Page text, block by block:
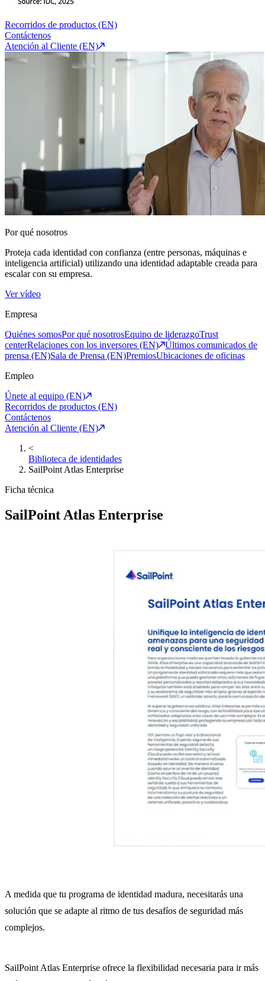
Recorridos de productos (EN)
Contáctenos
Atención al Cliente (EN)
Por qué nosotros
Proteja cada identidad con confianza (entre personas, máquinas e
inteligencia artificial) utilizando una identidad adaptable creada para
escalar con su empresa.
Ver vídeo
Empresa
Quiénes somosPor qué nosotrosEquipo de liderazgoTrust
centerRelaciones con los inversores (EN)
Últimos comunicados de
prensa (EN)Sala de Prensa (EN)PremiosUbicaciones de oficinas
Empleo
Únete al equipo (EN)
Recorridos de productos (EN)
Contáctenos
Atención al Cliente (EN)
<
Biblioteca de identidades
SailPoint Atlas Enterprise
Ficha técnica
SailPoint Atlas Enterprise
A medida que tu programa de identidad madura, necesitarás una
solución que se adapte al ritmo de tus desafíos de seguridad más
complejos.
SailPoint Atlas Enterprise ofrece la flexibilidad necesaria para ir más